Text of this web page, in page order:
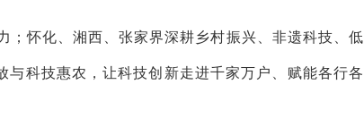
怀化、湘西、张家界深耕乡村振兴、非遗科技、低
与科技惠农，让科技创新走进千家万户、赋能各行各